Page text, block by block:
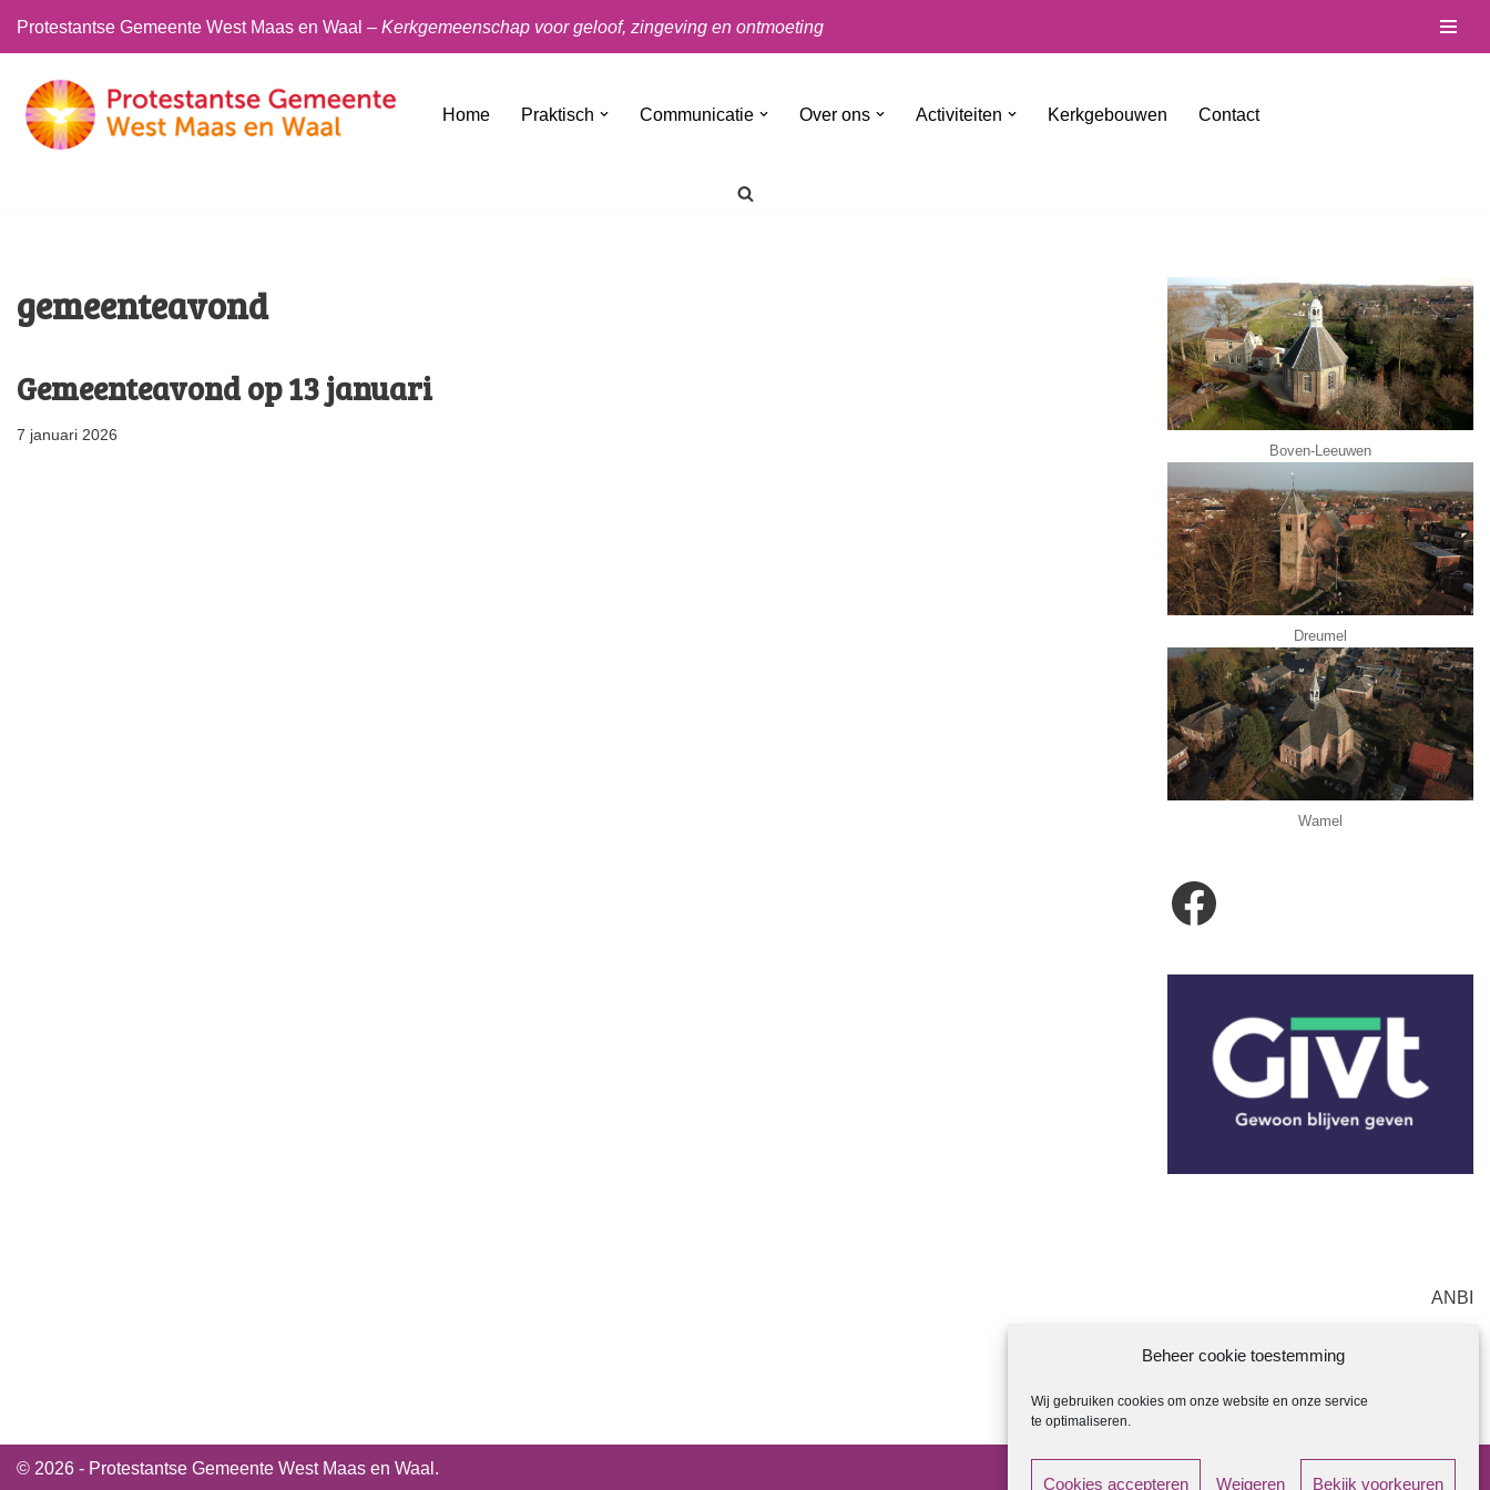
Beheer cookie toestemming
Wij gebruiken cookies om onze website en onze service
te optimaliseren.
Cookies accepteren Weigeren Bekijk voorkeuren
naar
de
inhoud
Protestantse Gemeente West Maas en Waal – Kerkgemeenschap voor geloof, zingeving en ontmoeting
Home Praktisch Communicatie Over ons Activiteiten Kerkgebouwen Contact
gemeenteavond
Gemeenteavond op 13 januari
7 januari 2026
Boven-Leeuwen
Dreumel
Wamel
ANBI
© 2026 - Protestantse Gemeente West Maas en Waal.